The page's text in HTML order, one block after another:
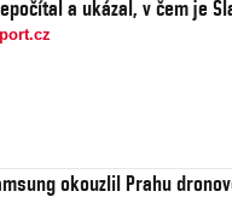
a ukázal, v čem je
okouzlil Prahu